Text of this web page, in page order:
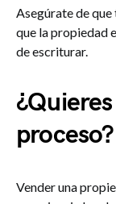
Asegúrate de
que la propiedad
de escriturar.
proceso?
Vender una